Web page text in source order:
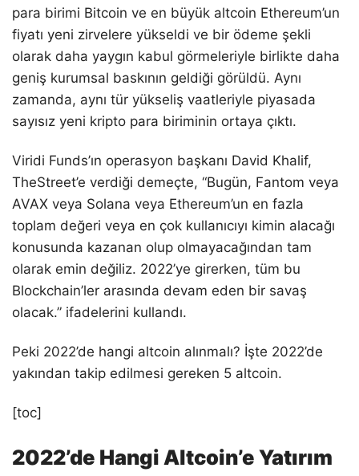
para birimi Bitcoin ve en büyük altcoin Ethereum’un
fiyatı yeni zirvelere yükseldi ve bir ödeme şekli
olarak daha yaygın kabul görmeleriyle birlikte daha
geniş kurumsal baskının geldiği görüldü. Aynı
zamanda, aynı tür yükseliş vaatleriyle piyasada
sayısız yeni kripto para biriminin ortaya çıktı.
Viridi Funds’ın operasyon başkanı David Khalif,
TheStreet’e verdiği demeçte, “Bugün, Fantom veya
AVAX veya Solana veya Ethereum’un en fazla
toplam değeri veya en çok kullanıcıyı kimin alacağı
konusunda kazanan olup olmayacağından tam
olarak emin değiliz. 2022’ye girerken, tüm bu
Blockchain’ler arasında devam eden bir savaş
olacak.” ifadelerini kullandı.
Peki 2022’de hangi altcoin alınmalı? İşte 2022’de
yakından takip edilmesi gereken 5 altcoin.
[toc]
2022’de Hangi Altcoin’e Yatırım